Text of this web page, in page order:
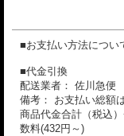
■お支払い方法につい
■代金引換
配送業者： 佐川急便
備考： お支払い総額
商品代金合計（税込
数料(432円～)